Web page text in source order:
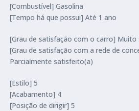
[Combustível] Gasolina
[Tempo há que possui] Até 1 ano
[Grau de satisfação com o carro]
[Grau de satisfação com a rede de
Parcialmente satisfeito(a)
[Estilo] 5
[Acabamento] 4
[Posição de dirigir] 5